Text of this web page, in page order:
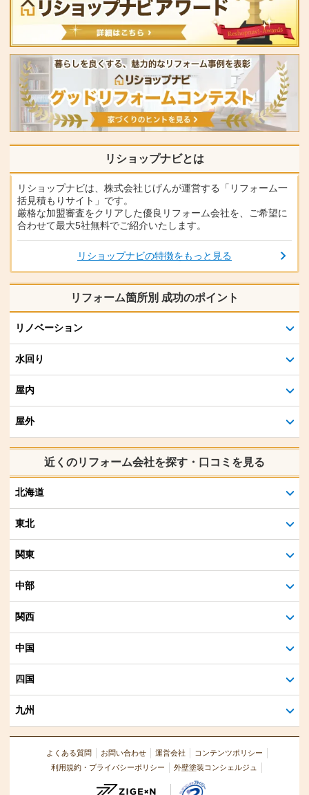
リショップナビとは
リショップナビは、株式会社じげんが運営する「リフォーム一
括見積もりサイト」です。
厳格な加盟審査をクリアした優良リフォーム会社を、ご希望に
合わせて最大5社無料でご紹介いたします。
リショップナビの特徴をもっと見る
リフォーム箇所別 成功のポイント
リノベーション
水回り
屋内
屋外
近くのリフォーム会社を探す・口コミを見る
北海道
東北
関東
中部
関西
中国
四国
九州
よくある質問 お問い合わせ 運営会社
コンテンツポリシー
利用規約・プライバシーポリシー
外壁塗装コンシェルジュ